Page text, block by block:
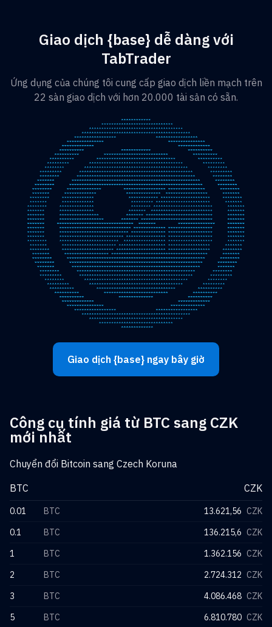
Giao dịch {base} dễ dàng với
TabTrader
Ứng dụng của chúng tôi cung cấp giao dịch liền mạch trên
22 sàn giao dịch với hơn 20.000 tài sản có sẵn.
Giao dịch {base} ngay bây giờ
Công cụ tính giá từ BTC sang CZK
mới nhất
Chuyển đổi Bitcoin sang Czech Koruna
BTC
CZK
0.01 BTC 13.621,56 CZK
0.1
BTC 136.215,6 CZK
1
BTC 1.362.156 CZK
2
BTC 2.724.312 CZK
3
BTC 4.086.468 CZK
5
BTC 6.810.780 CZK